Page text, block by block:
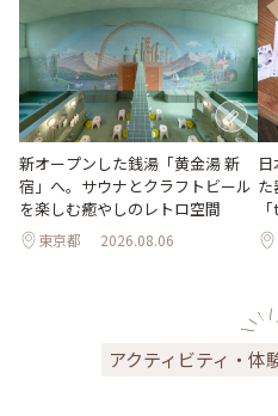
新オープンした銭湯「黄金湯 新
宿」へ。サウナとクラフトビール
を楽しむ癒やしのレトロ空間
東京都 2026.08.06
た
アクティビティ・体